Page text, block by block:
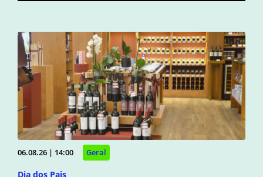
06.08.26 | 14:00 Geral
Dia dos Pais